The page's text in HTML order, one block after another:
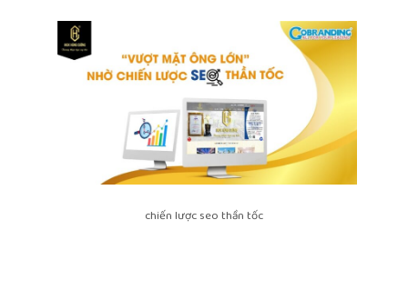
chiến lược seo thần tốc